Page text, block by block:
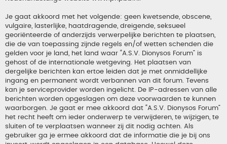
Je gaat akkoord met het volgende: geen kwetsende, obscene,
vulgaire, lasterlijke, haatdragende, dreigende, seksueel
georiënteerde of anderzijds verwerpelijke berichten te plaatsen,
die de van toepassing zijnde regels en/of wetten schenden die
gelden voor je land, het land waar “A.S.V. Dionysos Forum” is
gehost of de internationale wetgeving. Het plaatsen van
dergelijke berichten kan ertoe leiden dat je met onmiddellijke
ingang en permanent wordt verbannen van dit forum. Tevens
kan je serviceprovider worden ingelicht. De IP-adressen van alle
berichten worden opgeslagen om deze voorwaarden te kunnen
waarborgen. Je gaat er mee akkoord dat “A.S.V. Dionysos Forum”
het recht heeft om ieder onderwerp te verwijderen, te wijzigen, te
sluiten of te verplaatsen wanneer zij dit nodig achten. Als
gebruiker ga je ermee akkoord dat de informatie die je bij ons